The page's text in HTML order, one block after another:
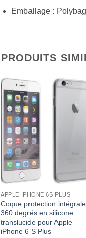
Emballage : Polybag
PRODUITS
APPLE IPHONE 6S PLUS
Coque protection intégrale
360 degrés en silicone
translucide pour Apple
iPhone 6 S Plus